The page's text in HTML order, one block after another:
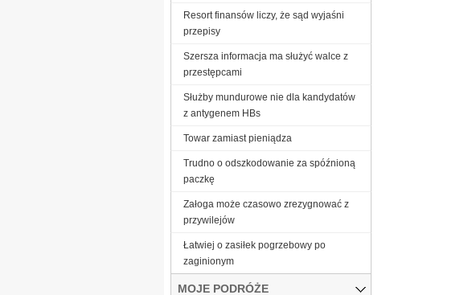
Resort finansów liczy, że sąd wyjaśni
przepisy
Szersza informacja ma służyć walce z
przestępcami
Służby mundurowe nie dla kandydatów
z antygenem HBs
Towar zamiast pieniądza
Trudno o odszkodowanie za spóźnioną
paczkę
Załoga może czasowo zrezygnować z
przywilejów
Łatwiej o zasiłek pogrzebowy po
zaginionym
MOJE PODRÓŻE